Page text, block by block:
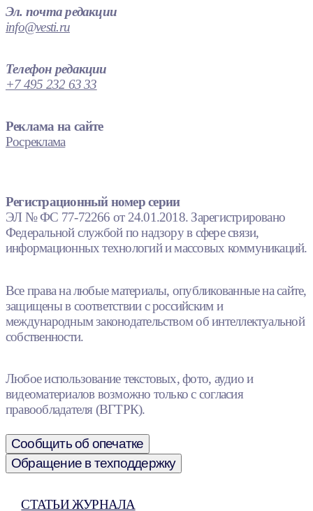
Эл. почта редакции
info@vesti.ru
Телефон редакции
+7 495 232 63 33
Реклама на сайте
Росреклама
Регистрационный номер серии
ЭЛ № ФС 77-72266 от 24.01.2018. Зарегистрировано
Федеральной службой по надзору в сфере связи,
информационных технологий и массовых коммуникаций.
Все права на любые материалы, опубликованные на сайте,
защищены в соответствии с российским и
международным законодательством об интеллектуальной
собственности.
Любое использование текстовых, фото, аудио и
видеоматериалов возможно только с согласия
правообладателя (ВГТРК).
Сообщить об опечатке
Обращение в техподдержку
СТАТЬИ ЖУРНАЛА